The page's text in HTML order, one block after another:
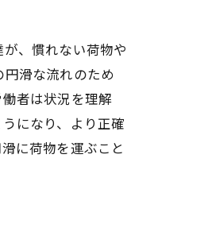
、慣れない荷物や
滑な流れのため
者は状況を理解
になり、より正確
に荷物を運ぶこと